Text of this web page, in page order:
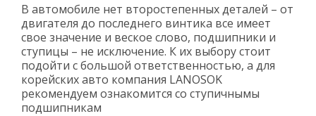
В автомобиле нет второстепенных деталей – от
двигателя до последнего винтика все имеет
свое значение и веское слово, подшипники и
ступицы – не исключение. К их выбору стоит
подойти с большой ответственностью, а для
корейских авто компания LANOSOK
рекомендуем ознакомится со ступичнымы
подшипникам